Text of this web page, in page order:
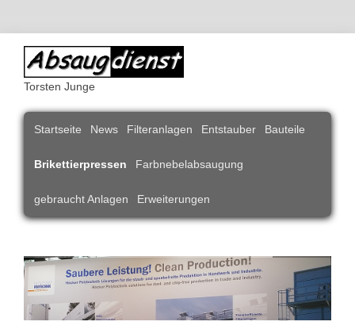
Torsten Junge
Navigation
überspringen
Startseite News Filteranlagen Entstauber Bauteile
Brikettierpressen Farbnebelabsaugung
gebraucht Anlagen Erweiterungen